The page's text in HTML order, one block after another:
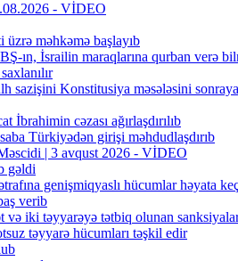
- VİDEO
məhkəmə başlayıb
ın, İsrailin maraqlarına qurban verə
sazişini Konstitusiya məsələsini
İbrahimin cəzası ağırlaşdırılıb
Türkiyədən girişi məhdudlaşdırıb
| 3 avqust 2026 - VİDEO
gəldi
genişmiqyaslı hücumlar həyata
verib
iki təyyarəyə tətbiq olunan
təyyarə hücumları təşkil edir